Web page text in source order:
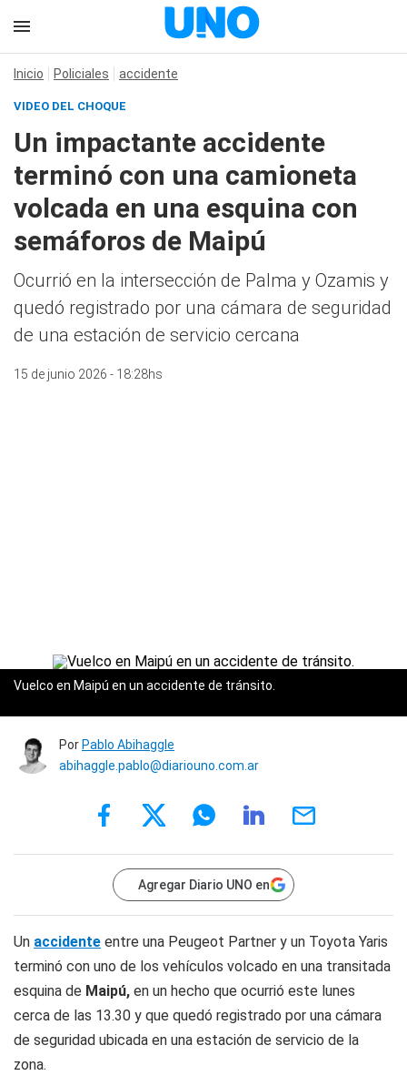
Inicio Policiales accidente
VIDEO DEL CHOQUE
Un impactante accidente
terminó con una camioneta
volcada en una esquina con
semáforos de Maipú
Ocurrió en la intersección de Palma y Ozamis y
quedó registrado por una cámara de seguridad
de una estación de servicio cercana
15 de junio 2026 - 18:28hs
Vuelco en Maipú en un accidente de tránsito.
Por Pablo Abihaggle
abihaggle.pablo@diariouno.com.ar
Agregar Diario UNO en
Un accidente entre una Peugeot Partner y un Toyota Yaris
terminó con uno de los vehículos volcado en una transitada
esquina de Maipú, en un hecho que ocurrió este lunes
cerca de las 13.30 y que quedó registrado por una cámara
de seguridad ubicada en una estación de servicio de la
zona.